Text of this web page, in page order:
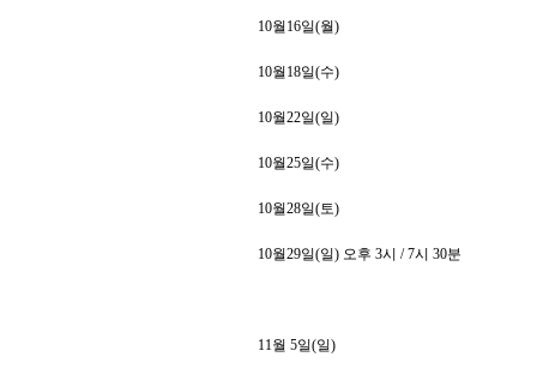
10월 16일(월)
10월 18일(수)
10월22일(일)
10월25일(수)
10월28일(토)
10월29일(일) 오후 3시 / 7시 30분
11월 5일(일)